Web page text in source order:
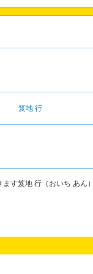
笈地 行
す笈地 行（おいち あん